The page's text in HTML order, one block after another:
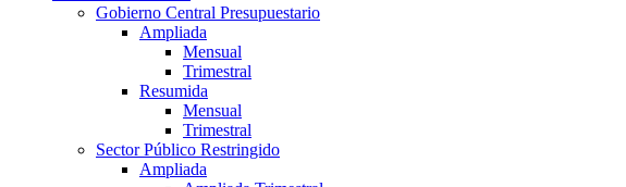
Gobierno Central Presupuestario
Ampliada
Mensual
Trimestral
Resumida
Mensual
Trimestral
Sector Público Restringido
Ampliada